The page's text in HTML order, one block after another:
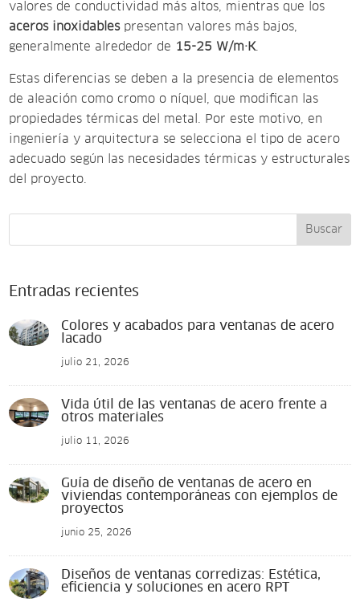
valores de conductividad más altos, mientras que los
aceros inoxidablespresentan valores más bajos,
generalmente alrededor de 15-25 W/m·K.
Estas diferencias se deben a la presencia de elementos
de aleación como cromo o níquel, que modifican las
propiedades térmicas del metal. Por este motivo, en
ingeniería y arquitectura se selecciona el tipo de acero
adecuado según las necesidades térmicas y estructurales
del proyecto.
Buscar
Entradas recientes
Colores y acabados para ventanas de acero
lacado
julio 21, 2026
Vida útil de las ventanas de acero frente a
otros materiales
julio 11, 2026
Guía de diseño de ventanas de acero en
viviendas contemporáneas con ejemplos de
proyectos
junio 25, 2026
Diseños de ventanas corredizas: Estética,
eficiencia y soluciones en acero RPT